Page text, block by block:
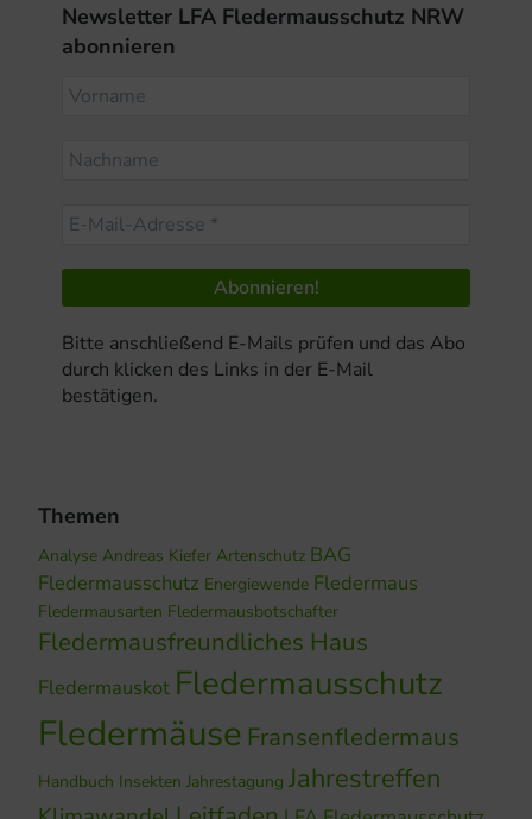
Newsletter LFA Fledermausschutz NRW
abonnieren
Bitte anschließend E-Mails prüfen und das Abo
durch klicken des Links in der E-Mail
bestätigen.
Themen
Analyse Andreas Kiefer Artenschutz BAG
Fledermausschutz Energiewende Fledermaus
Fledermausarten Fledermausbotschafter
Fledermausfreundliches Haus
Fledermauskot Fledermausschutz
Fledermäuse Fransenfledermaus
Handbuch Insekten Jahrestagung Jahrestreffen